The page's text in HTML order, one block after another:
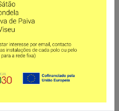
Jornal da ASSOL.Tem como
de maior destaque ocorridos
ASSOL e serve como meio de
são editado 5 números.